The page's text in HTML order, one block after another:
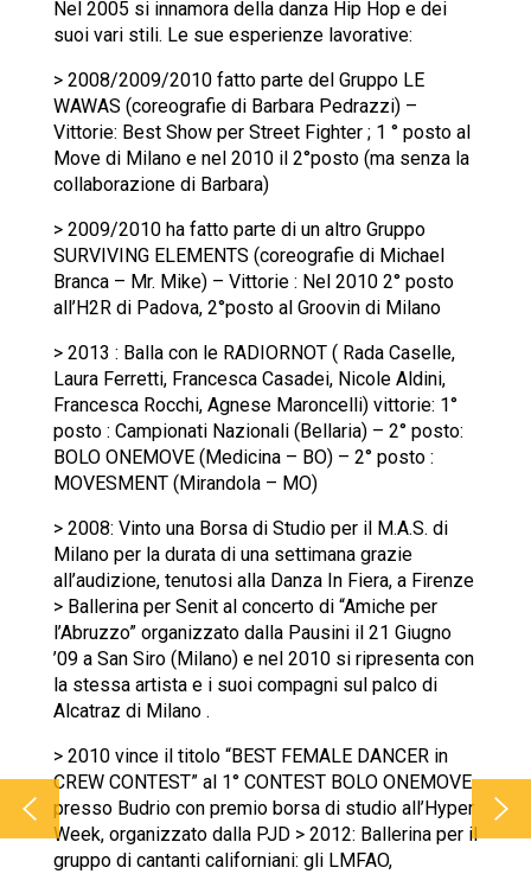
Nel 2005 si innamora della danza Hip Hop e dei
suoi vari stili. Le sue esperienze lavorative:
> 2008/2009/2010 fatto parte del Gruppo LE
WAWAS (coreografie di Barbara Pedrazzi) –
Vittorie: Best Show per Street Fighter ; 1 ° posto al
Move di Milano e nel 2010 il 2°posto (ma senza la
collaborazione di Barbara)
> 2009/2010 ha fatto parte di un altro Gruppo
SURVIVING ELEMENTS (coreografie di Michael
Branca – Mr. Mike) – Vittorie : Nel 2010 2° posto
all’H2R di Padova, 2°posto al Groovin di Milano
> 2013 : Balla con le RADIORNOT ( Rada Caselle,
Laura Ferretti, Francesca Casadei, Nicole Aldini,
Francesca Rocchi, Agnese Maroncelli) vittorie: 1°
posto : Campionati Nazionali (Bellaria) – 2° posto:
BOLO ONEMOVE (Medicina – BO) – 2° posto :
MOVESMENT (Mirandola – MO)
> 2008: Vinto una Borsa di Studio per il M.A.S. di
Milano per la durata di una settimana grazie
all’audizione, tenutosi alla Danza In Fiera, a Firenze
> Ballerina per Senit al concerto di “Amiche per
l’Abruzzo” organizzato dalla Pausini il 21 Giugno
’09 a San Siro (Milano) e nel 2010 si ripresenta con
la stessa artista e i suoi compagni sul palco di
Alcatraz di Milano .
> 2010 vince il titolo “BEST FEMALE DANCER in
CREW CONTEST” al 1° CONTEST BOLO ONEMOVE
presso Budrio con premio borsa di studio all’Hyper
Week, organizzato dalla PJD > 2012: Ballerina per il
gruppo di cantanti californiani: gli LMFAO,